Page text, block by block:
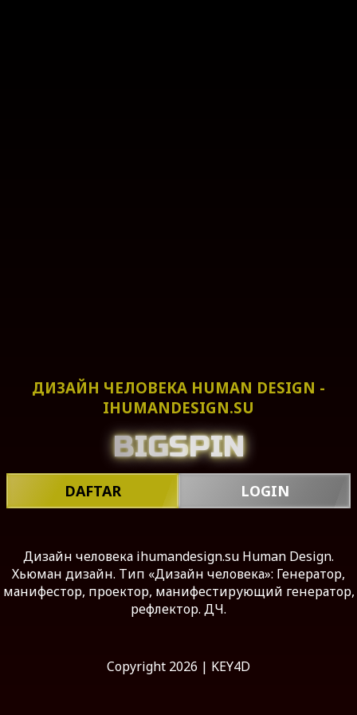
ДИЗАЙН ЧЕЛОВЕКА HUMAN DESIGN -
IHUMANDESIGN.SU
BIGSPIN
DAFTAR LOGIN
Дизайн человека ihumandesign.su Human Design.
Хьюман дизайн. Тип «Дизайн человека»: Генератор,
манифестор, проектор, манифестирующий генератор,
рефлектор. ДЧ.
Copyright 2026 | KEY4D